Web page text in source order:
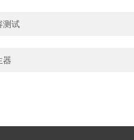
测试
器